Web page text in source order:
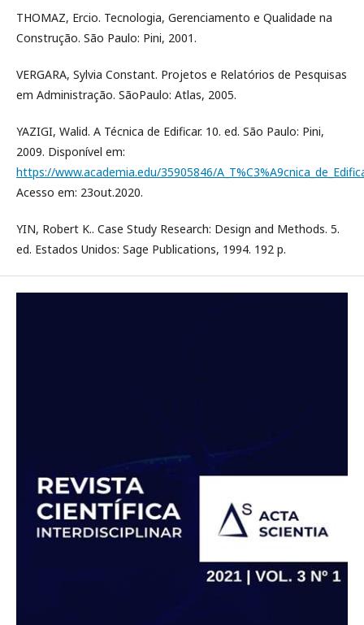
THOMAZ, Ercio. Tecnologia, Gerenciamento e Qualidade na
Construção. São Paulo: Pini, 2001.
VERGARA, Sylvia Constant. Projetos e Relatórios de Pesquisas
em Administração. SãoPaulo: Atlas, 2005.
YAZIGI, Walid. A Técnica de Edificar. 10. ed. São Paulo: Pini,
2009. Disponível em:
https://www.academia.edu/35905846/
Acesso em: 23out.2020.
YIN, Robert K.. Case Study Research: Design and Methods. 5.
ed. Estados Unidos: Sage Publications, 1994. 192 p.